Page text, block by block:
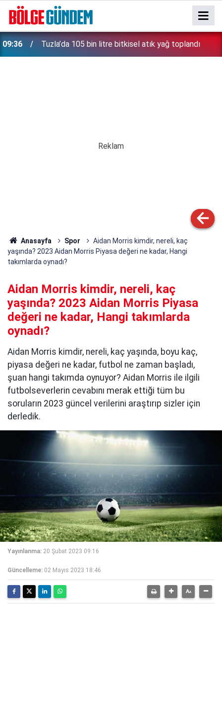
09:36 Tuzla’da 105 bin litre bitkisel atık yağ toplandı
Anasayfa Spor
Aidan Morris kimdir, nereli, kaç
yaşında? 2023 Aidan Morris Piyasa değeri ne kadar, Hangi
takımlarda oynadı?
Aidan Morris kimdir, nereli, kaç
yaşında? 2023 Aidan Morris Piyasa
değeri ne kadar, Hangi takımlarda
oynadı?
Aidan Morris kimdir, nereli, kaç yaşında, boyu kaç,
piyasa değeri ne kadar, futbol ne zaman başladı,
şuan hangi takımda oynuyor? Aidan Morris ile ilgili
futbolseverlerin cevabını merak ettiği tüm bu
soruların 2023 güncel verilerini araştırıp sizler için
derledik.
Yayınlanma: 20 Şubat 2023 09:16
Güncelleme: 02 Mayıs 2023 18:46